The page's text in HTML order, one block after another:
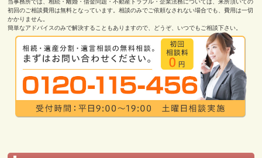
当事務所では、相続・離婚・借金問題・不動産トラブル・企業法務については、来所頂いての
初回のご相談費用は無料となっています。相談のみでご依頼なされない場合でも、費用は一切
かかりません。
簡単なアドバイスのみで解決することもありますので、どうぞ、いつでもご相談下さい。